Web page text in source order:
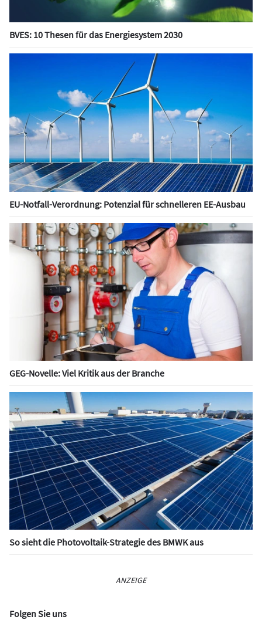
BVES: 10 Thesen für das Energiesystem 2030
EU-Notfall-Verordnung: Potenzial für schnelleren EE-Ausbau
GEG-Novelle: Viel Kritik aus der Branche
So sieht die Photovoltaik-Strategie des BMWK aus
ANZEIGE
Folgen Sie uns